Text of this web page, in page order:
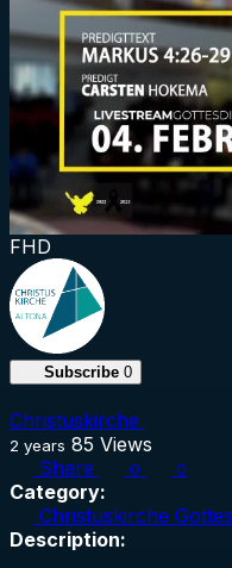
FHD
Subscribe 0
Christuskirche
2 years 85 Views
Share
0 0
Category:
Christuskirche
Description: